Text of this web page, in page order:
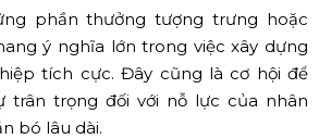
phần thưởng tượng trưng hoặc
ý nghĩa lớn trong việc xây dựng
tích cực. Đây cũng là cơ hội để
trân trọng đối với nỗ lực của nhân
bó lâu dài.